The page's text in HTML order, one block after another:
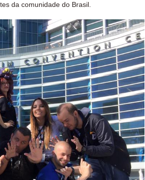
da comunidade do Brasil.